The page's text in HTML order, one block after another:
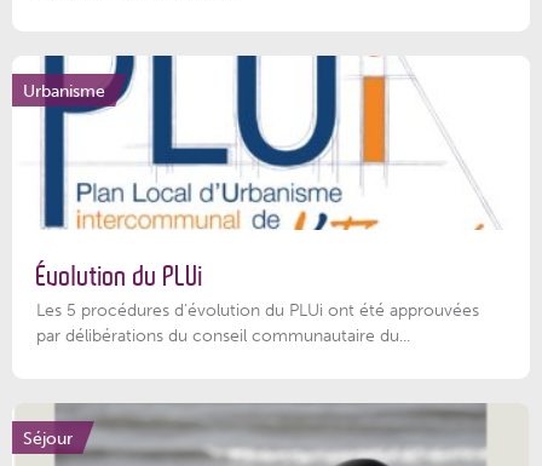
Urbanisme
Évolution du PLUi
Les 5 procédures d’évolution du PLUi ont été approuvées
par délibérations du conseil communautaire du...
Séjour